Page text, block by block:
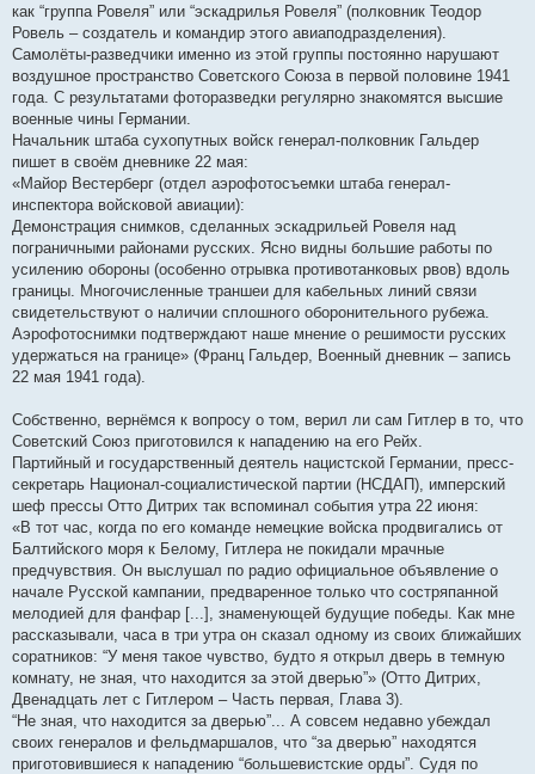
как “группа Ровеля” или “эскадрилья Ровеля” (полковник Теодор
Ровель – создатель и командир этого авиаподразделения).
Самолёты-разведчики именно из этой группы постоянно нарушают
воздушное пространство Советского Союза в первой половине 1941
года. С результатами фоторазведки регулярно знакомятся высшие
военные чины Германии.
Начальник штаба сухопутных войск генерал-полковник Гальдер
пишет в своём дневнике 22 мая:
«Майор Вестерберг (отдел аэрофотосъемки штаба генерал-
инспектора войсковой авиации):
Демонстрация снимков, сделанных эскадрильей Ровеля над
пограничными районами русских. Ясно видны большие работы по
усилению обороны (особенно отрывка противотанковых рвов) вдоль
границы. Многочисленные траншеи для кабельных линий связи
свидетельствуют о наличии сплошного оборонительного рубежа.
Аэрофотоснимки подтверждают наше мнение о решимости русских
удержаться на границе» (Франц Гальдер, Военный дневник – запись
22 мая 1941 года).
Собственно, вернёмся к вопросу о том, верил ли сам Гитлер в то, что
Советский Союз приготовился к нападению на его Рейх.
Партийный и государственный деятель нацистской Германии, пресс-
секретарь Национал-социалистической партии (НСДАП), имперский
шеф прессы Отто Дитрих так вспоминал события утра 22 июня:
«В тот час, когда по его команде немецкие войска продвигались от
Балтийского моря к Белому, Гитлера не покидали мрачные
предчувствия. Он выслушал по радио официальное объявление о
начале Русской кампании, предваренное только что состряпанной
мелодией для фанфар [...], знаменующей будущие победы. Как мне
рассказывали, часа в три утра он сказал одному из своих ближайших
соратников: “У меня такое чувство, будто я открыл дверь в темную
комнату, не зная, что находится за этой дверью”» (Отто Дитрих,
Двенадцать лет с Гитлером – Часть первая, Глава 3).
“Не зная, что находится за дверью”... А совсем недавно убеждал
своих генералов и фельдмаршалов, что “за дверью” находятся
приготовившиеся к нападению “большевистские орды”. Судя по